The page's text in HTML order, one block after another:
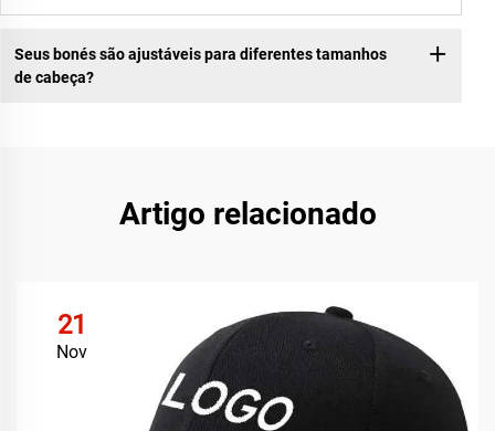
Seus bonés são ajustáveis para diferentes tamanhos
de cabeça?
Artigo relacionado
21
Nov